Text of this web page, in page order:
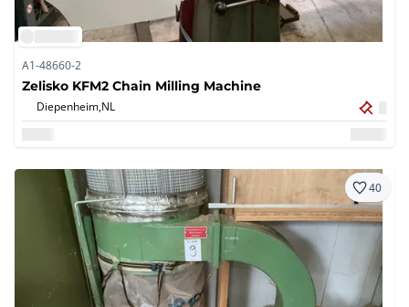
A1-48660-2
Zelisko KFM2 Chain Milling Machine
Diepenheim,NL
40